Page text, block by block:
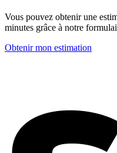
Vous pouvez obtenir une
minutes grâce à notre
Obtenir mon estimation